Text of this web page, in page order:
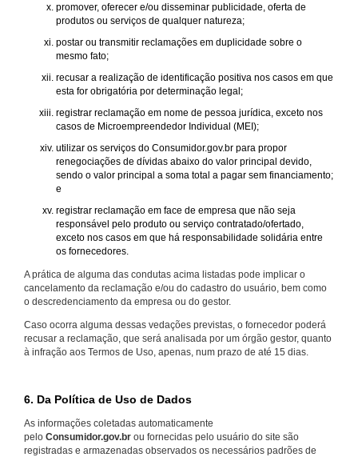
promover, oferecer e/ou disseminar publicidade, oferta de
produtos ou serviços de qualquer natureza;
postar ou transmitir reclamações em duplicidade sobre o
mesmo fato;
recusar a realização de identificação positiva nos casos em que
esta for obrigatória por determinação legal;
registrar reclamação em nome de pessoa jurídica, exceto nos
casos de Microempreendedor Individual (MEI);
utilizar os serviços do Consumidor.gov.br para propor
renegociações de dívidas abaixo do valor principal devido,
sendo o valor principal a soma total a pagar sem financiamento;
e
registrar reclamação em face de empresa que não seja
responsável pelo produto ou serviço contratado/ofertado,
exceto nos casos em que há responsabilidade solidária entre
os fornecedores.
A prática de alguma das condutas acima listadas pode implicar o
cancelamento da reclamação e/ou do cadastro do usuário, bem como
o descredenciamento da empresa ou do gestor.
Caso ocorra alguma dessas vedações previstas, o fornecedor poderá
recusar a reclamação, que será analisada por um órgão gestor, quanto
à infração aos Termos de Uso, apenas, num prazo de até 15 dias.
6. Da Política de Uso de Dados
As informações coletadas automaticamente
pelo Consumidor.gov.br ou fornecidas pelo usuário do site são
registradas e armazenadas observados os necessários padrões de